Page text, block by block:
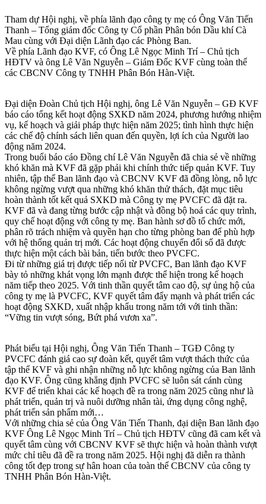
Tham dự Hội nghị, về phía lãnh đạo công ty mẹ có Ông Văn Tiến
Thanh – Tổng giám đốc Công ty Cổ phần Phân bón Dầu khí Cà
Mau cùng với Đại diện Lãnh đạo các Phòng Ban.
Về phía Lãnh đạo KVF, có Ông Lê Ngọc Minh Trí – Chủ tịch
HĐTV và ông Lê Văn Nguyễn – Giám Đốc KVF cùng toàn thể
các CBCNV Công ty TNHH Phân Bón Hàn-Việt.
Đại diện Đoàn Chủ tịch Hội nghị, ông Lê Văn Nguyễn – GĐ KVF
báo cáo tổng kết hoạt động SXKD năm 2024, phương hướng nhiệm
vụ, kế hoạch và giải pháp thực hiện năm 2025; tình hình thực hiện
các chế độ chính sách liên quan đến quyền, lợi ích của Người lao
động năm 2024.
Trong buổi báo cáo Đồng chí Lê Văn Nguyễn đã chia sẻ về những
khó khăn mà KVF đã gặp phải khi chính thức tiếp quản KVF. Tuy
nhiên, tập thể Ban lãnh đạo và CBCNV KVF đã đồng lòng, nỗ lực
không ngừng vượt qua những khó khăn thử thách, đặt mục tiêu
hoàn thành tốt kết quả SXKD mà Công ty mẹ PVCFC đã đặt ra.
KVF đã và đang từng bước cập nhật và đồng bộ hoá các quy trình,
quy chế hoạt động với công ty mẹ. Ban hành sơ đồ tổ chức mới,
phân rõ trách nhiệm và quyền hạn cho từng phòng ban để phù hợp
với hệ thống quản trị mới. Các hoạt động chuyển đổi số đã được
thực hiện một cách bài bản, tiến bước theo PVCFC.
Đi từ những giá trị được tiếp nối từ PVCFC, Ban lãnh đạo KVF
bày tỏ những khát vọng lớn mạnh được thể hiện trong kế hoạch
năm tiếp theo 2025. Với tinh thần quyết tâm cao độ, sự ủng hộ của
công ty mẹ là PVCFC, KVF quyết tâm đẩy mạnh và phát triển các
hoạt động SXKD, xuất nhập khẩu trong năm tới với tinh thần:
“Vững tin vượt sóng, Bứt phá vươn xa”.
Phát biểu tại Hội nghị, Ông Văn Tiến Thanh – TGĐ Công ty
PVCFC đánh giá cao sự đoàn kết, quyết tâm vượt thách thức của
tập thể KVF và ghi nhận những nỗ lực không ngừng của Ban lãnh
đạo KVF. Ông cũng khẳng định PVCFC sẽ luôn sát cánh cùng
KVF để triển khai các kế hoạch đề ra trong năm 2025 cũng như là
phát triển, quản trị và nuôi dưỡng nhân tài, ứng dụng công nghệ,
phát triển sản phẩm mới…
Với những chia sẻ của Ông Văn Tiến Thanh, đại diện Ban lãnh đạo
KVF Ông Lê Ngọc Minh Trí – Chủ tịch HĐTV cũng đã cam kết và
quyết tâm cùng với CBCNV KVF sẽ thực hiện và hoàn thành vượt
mức chỉ tiêu đã đề ra trong năm 2025. Hội nghị đã diễn ra thành
công tốt đẹp trong sự hân hoan của toàn thể CBCNV của công ty
TNHH Phân Bón Hàn-Việt.